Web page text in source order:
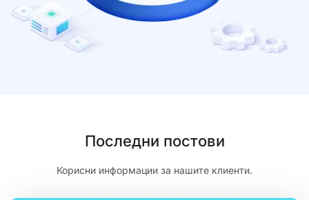
Последни постови
Корисни информации за нашите клиенти.